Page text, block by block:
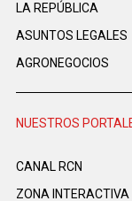
LA REPÚBLICA
ASUNTOS LEGALES
AGRONEGOCIOS
NUESTROS
CANAL RCN
ZONA INTERACTIVA